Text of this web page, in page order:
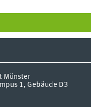
Münster
1, Gebäude D3